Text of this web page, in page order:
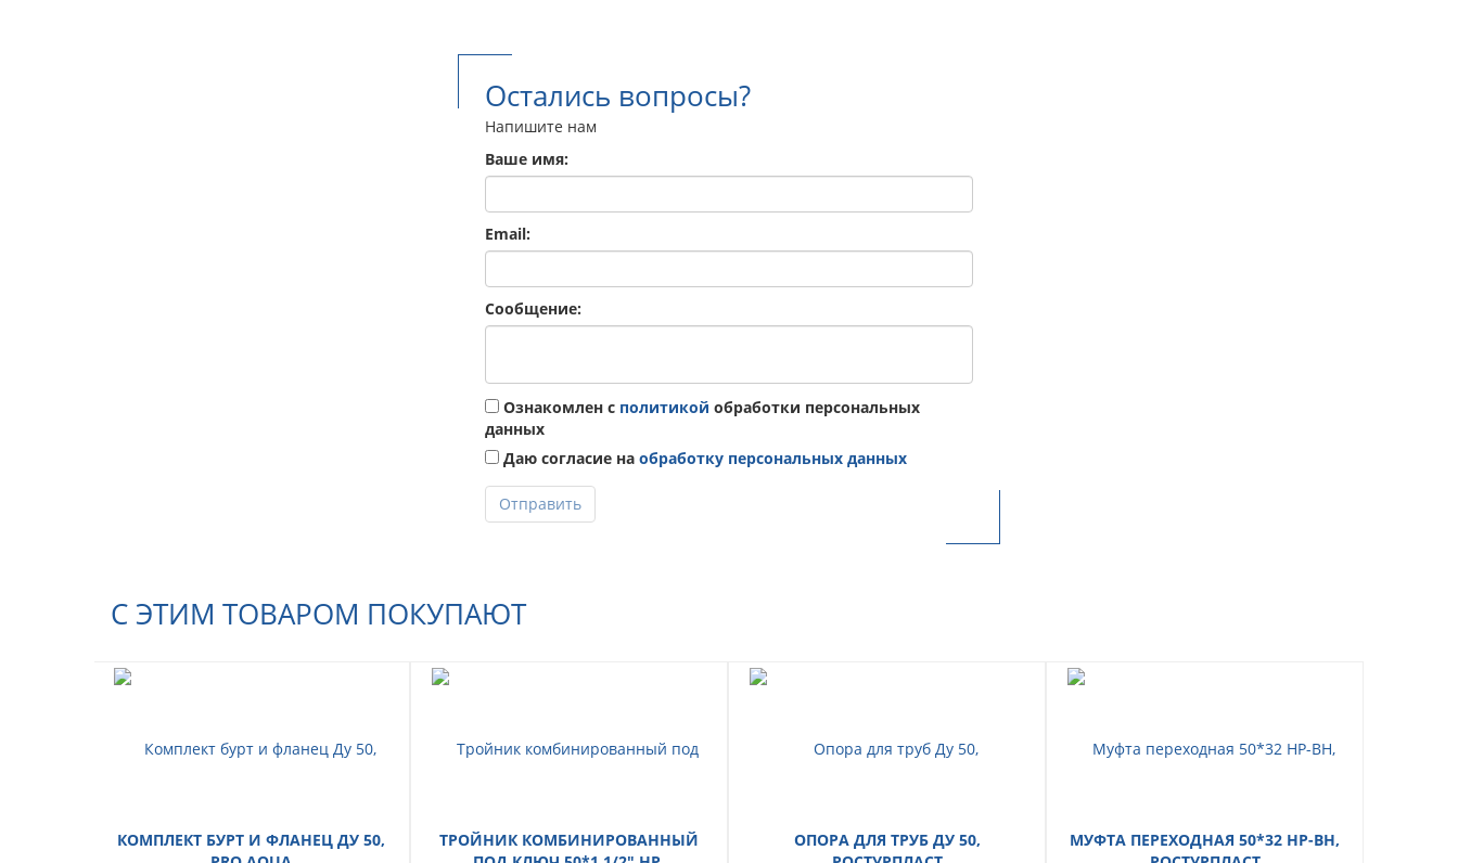
Остались вопросы?
Напишите нам
Ваше имя:
Email:
Сообщение:
Ознакомлен с политикой обработки персональных
данных
Даю согласие на обработку персональных данных
Отправить
С ЭТИМ ТОВАРОМ ПОКУПАЮТ
КОМПЛЕКТ БУРТ И ФЛАНЕЦ ДУ 50,
ТРОЙНИК КОМБИНИРОВАННЫЙ
ОПОРА ДЛЯ ТРУБ ДУ 50,
МУФТА ПЕРЕХОДНАЯ 50*32 НР-ВН,